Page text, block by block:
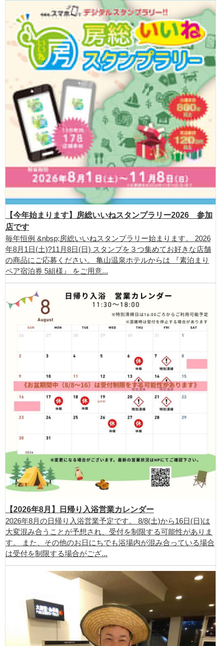
【今年始まります】房総いいねスタンプラリー2026 参加
店です
毎年恒例 &nbsp;房総いいねスタンプラリー始まります。 2026
年8月1日(土)?11月8日(日) スタンプを３つ集めてお好きな店舗
の商品にご応募ください。 亀山温泉ホテルからは 『素泊まり
ペア宿泊券 5組様』 をご用意...
【2026年8月】日帰り入浴営業カレンダー
2026年8月の日帰り入浴営業予定です。 8/8(土)から16日(日)は
大変混み合うことが予想され、受付を制限する可能性がありま
す。 また、その他のお日にちでも浴場内が混み合っている場合
は受付を制限する場合がござ...